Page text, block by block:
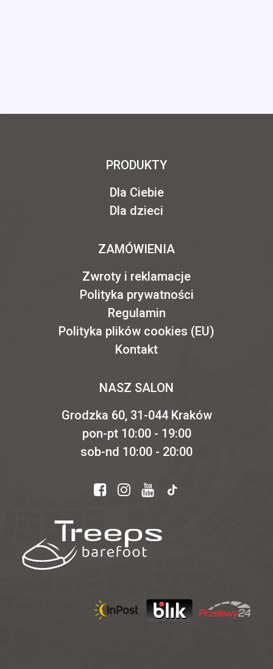
PRODUKTY
Dla Ciebie
Dla dzieci
ZAMÓWIENIA
Zwroty i reklamacje
Polityka prywatności
Regulamin
Polityka plików cookies (EU)
Kontakt
NASZ SALON
Grodzka 60, 31-044 Kraków
pon-pt 10:00 - 19:00
sob-nd 10:00 - 20:00